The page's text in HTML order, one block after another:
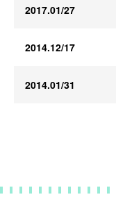
2017.01/27
2014.12/17
2014.01/31